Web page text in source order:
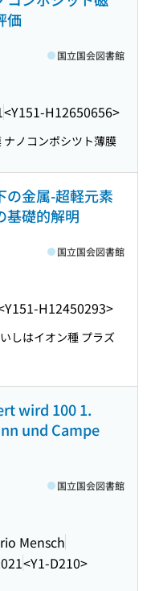
価
<Y151-H12650656>
国立国会図書館
ナノコンポシツト薄膜
の金属-超軽元素
基礎的解明
H12450293>
国立国会図書館
しはイオン種 プラズ
wird 100 1.
und Campe
Mensch
<Y1-D210>
国立国会図書館